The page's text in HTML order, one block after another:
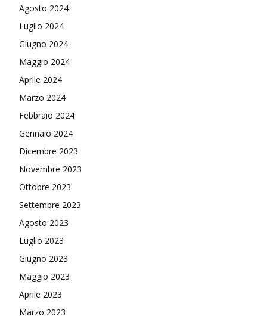
Agosto 2024
Luglio 2024
Giugno 2024
Maggio 2024
Aprile 2024
Marzo 2024
Febbraio 2024
Gennaio 2024
Dicembre 2023
Novembre 2023
Ottobre 2023
Settembre 2023
Agosto 2023
Luglio 2023
Giugno 2023
Maggio 2023
Aprile 2023
Marzo 2023